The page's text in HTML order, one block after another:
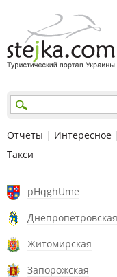
Отчеты | Интересное |
Такси
pHqghUme
Днепропетровская
Житомирская
Запорожская